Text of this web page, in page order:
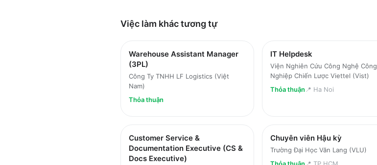
Việc làm kháctương tự
Warehouse Assistant Manager
(3PL)
Công Ty TNHH LF Logistics (Việt
Nam)
Thỏa thuận
IT Helpdesk
Viện Nghiên Cứu Công Nghệ Công
Nghiệp Chiến Lược Viettel (Vist)
Thỏa thuận 📍 Ha Noi
Customer Service &
Documentation Executive (CS &
Docs Executive)
Chuyên viên Hậu kỳ
Trường Đại Học Văn Lang (VLU)